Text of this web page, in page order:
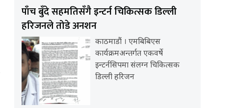
पाँच बुँदे सहमतिसँगै इन्टर्न चिकित्सक डिल्ली
हरिजनले तोडे अनशन
काठमाडौं । एमबिबिएस
कार्यक्रमअन्तर्गत एकवर्षे
इन्टर्नसिपमा संलग्न चिकित्सक
डिल्ली हरिजन